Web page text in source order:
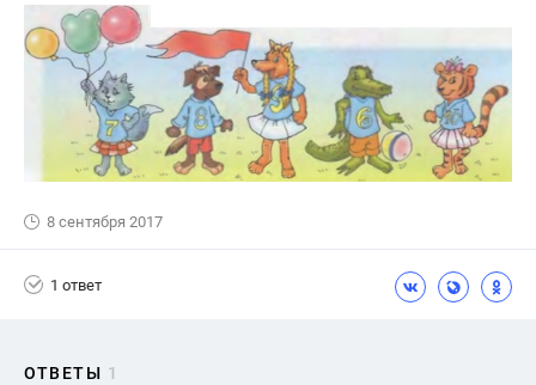
8 сентября 2017
1 ответ
ОТВЕТЫ 1